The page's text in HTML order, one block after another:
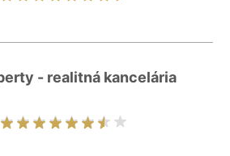
- realitná kancelária